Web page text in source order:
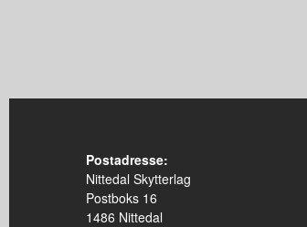
Postadresse:
Nittedal Skytterlag
Postboks 16
1486 Nittedal